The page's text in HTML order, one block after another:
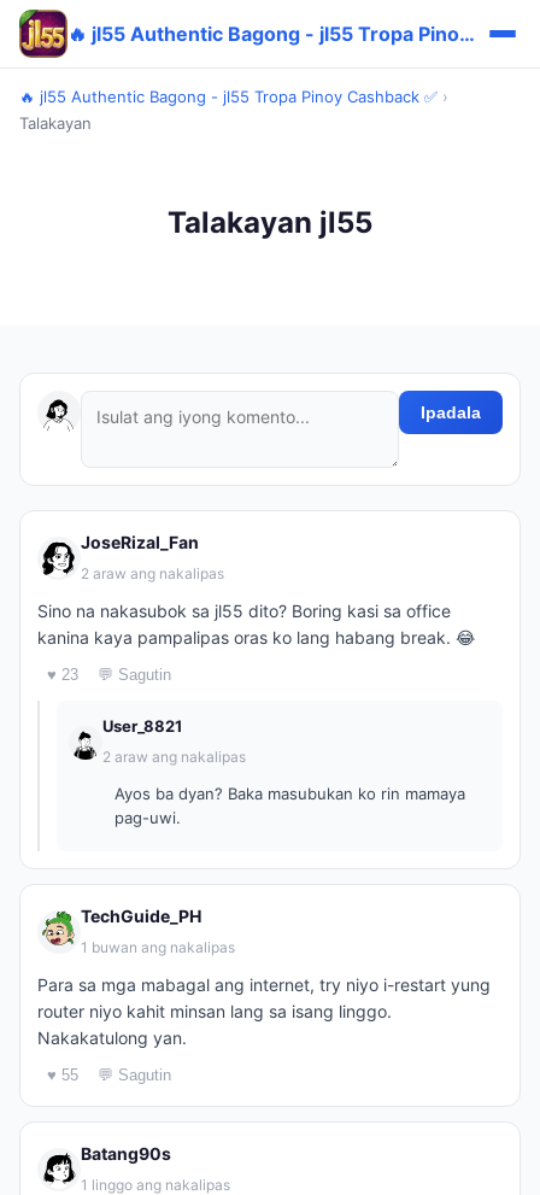
🔥 jl55 Authentic Bagong - jl55 Tropa Pinoy Cashback ✅
🔥 jl55 Authentic Bagong - jl55 Tropa Pinoy Cashback ✅ ›
Talakayan
Talakayan jl55
Ipadala
JoseRizal_Fan
2 araw ang nakalipas
Sino na nakasubok sa jl55 dito? Boring kasi sa office
kanina kaya pampalipas oras ko lang habang break. 😂
♥ 23 💬 Sagutin
User_8821
2 araw ang nakalipas
Ayos ba dyan? Baka masubukan ko rin mamaya
pag-uwi.
TechGuide_PH
1 buwan ang nakalipas
Para sa mga mabagal ang internet, try niyo i-restart yung
router niyo kahit minsan lang sa isang linggo.
Nakakatulong yan.
♥ 55 💬 Sagutin
Batang90s
1 linggo ang nakalipas